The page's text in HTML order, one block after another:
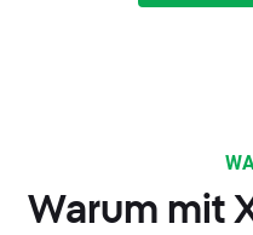
Warum mit